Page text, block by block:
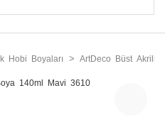
Hobi Boyaları ArtDeco Büst Akrilik